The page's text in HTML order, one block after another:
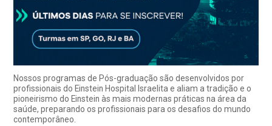
Nossos programas de Pós-graduação são desenvolvidos por
profissionais do Einstein Hospital Israelita e aliam a tradição e o
pioneirismo do Einstein às mais modernas práticas na área da
saúde, preparando os profissionais para os desafios do mundo
contemporâneo.